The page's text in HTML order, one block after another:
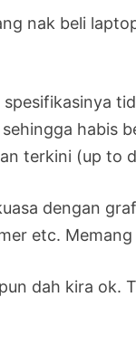
nak beli
habis
terkini (up to
dengan
etc.
dah kira ok.